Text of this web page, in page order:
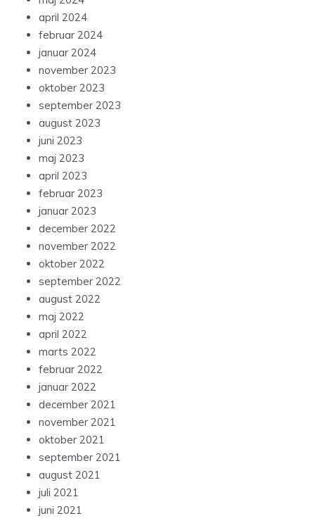
april 2024
februar 2024
januar 2024
november 2023
oktober 2023
september 2023
august 2023
juni 2023
maj 2023
april 2023
februar 2023
januar 2023
december 2022
november 2022
oktober 2022
september 2022
august 2022
maj 2022
april 2022
marts 2022
februar 2022
januar 2022
december 2021
november 2021
oktober 2021
september 2021
august 2021
juli 2021
juni 2021